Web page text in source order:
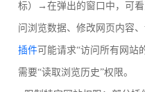
标）→在弹出的窗口中，可
问浏览数据、修改网页内容
插件可能请求“访问所有网站
需要“读取浏览历史”权限。